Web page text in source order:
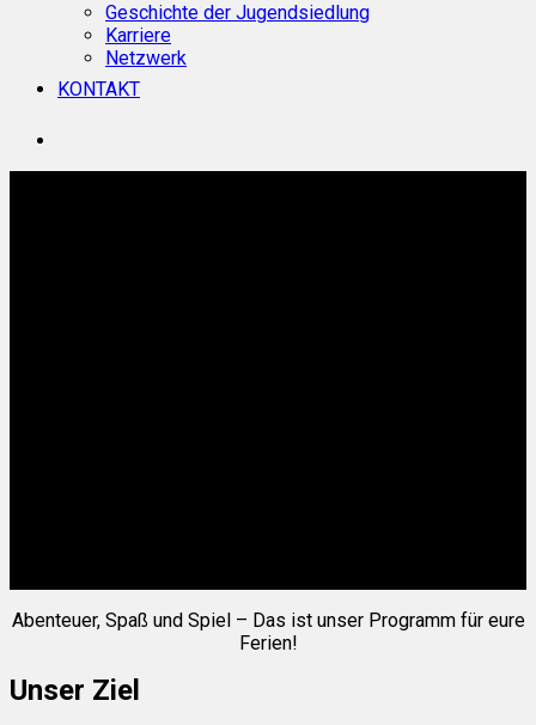
Geschichte der Jugendsiedlung
Karriere
Netzwerk
KONTAKT
Abenteuer, Spaß und Spiel – Das ist unser Programm für eure
Ferien!
Unser Ziel